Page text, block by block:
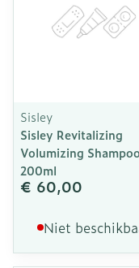
Sisley
Sisley Revitalizing
Volumizing Shampoo
200ml
€ 60,00
Niet